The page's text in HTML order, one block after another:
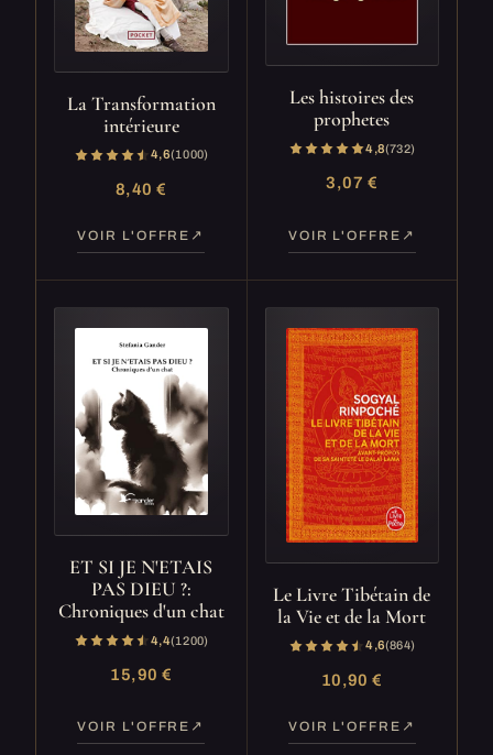
La Transformation
intérieure
4,6(1 000)
8,40 €
VOIR L'OFFRE
Les histoires des
prophetes
4,8(732)
3,07 €
VOIR L'OFFRE
ET SI JE N'ETAIS
PAS DIEU ?:
Chroniques d'un chat
4,4(1 200)
15,90 €
VOIR L'OFFRE
Le Livre Tibétain de
la Vie et de la Mort
4,6(864)
10,90 €
VOIR L'OFFRE